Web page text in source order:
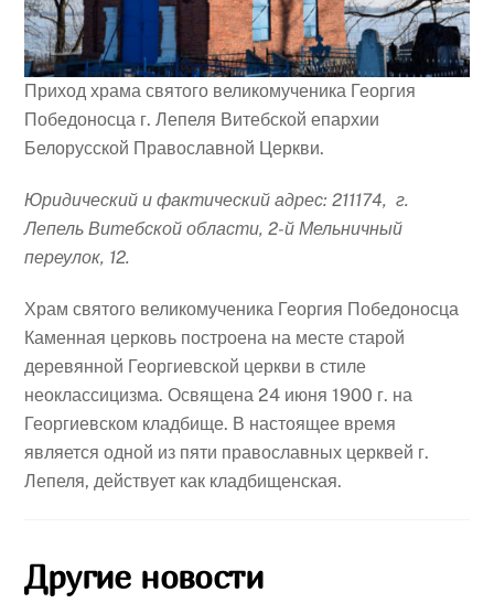
Приход храма святого великомученика Георгия
Победоносца г. Лепеля Витебской епархии
Белорусской Православной Церкви.
Юридический и фактический адрес:211174, г.
Лепель Витебской области, 2-й Мельничный
переулок, 12.
Храм святого великомученика Георгия Победоносца
Каменная церковь построена на месте старой
деревянной Георгиевской церкви в стиле
неоклассицизма. Освящена 24 июня 1900 г. на
Георгиевском кладбище. В настоящее время
является одной из пяти православных церквей г.
Лепеля, действует как кладбищенская.
Другие новости